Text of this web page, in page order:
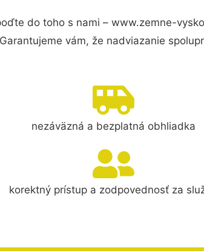
do toho s nami – www.zemne-
vám, že nadviazanie
nezáväzná a bezplatná obhliadka
korektný prístup a zodpovednosť za